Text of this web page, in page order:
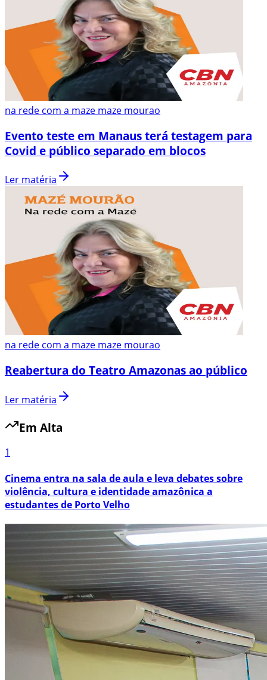
na rede com a maze maze mourao
Evento teste em Manaus terá testagem para
Covid e público separado em blocos
Ler matéria
na rede com a maze maze mourao
Reabertura do Teatro Amazonas ao público
Ler matéria
Em Alta
1
Cinema entra na sala de aula e leva debates sobre
violência, cultura e identidade amazônica a
estudantes de Porto Velho